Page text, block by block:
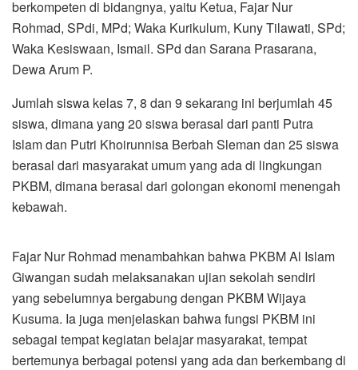
berkompeten di bidangnya, yaitu Ketua, Fajar Nur
Rohmad, SPdi, MPd; Waka Kurikulum, Kuny Tilawati, SPd;
Waka Kesiswaan, Ismail. SPd dan Sarana Prasarana,
Dewa Arum P.
Jumlah siswa kelas 7, 8 dan 9 sekarang ini berjumlah 45
siswa, dimana yang 20 siswa berasal dari panti Putra
Islam dan Putri Khoirunnisa Berbah Sleman dan 25 siswa
berasal dari masyarakat umum yang ada di lingkungan
PKBM, dimana berasal dari golongan ekonomi menengah
kebawah.
Fajar Nur Rohmad menambahkan bahwa PKBM Al Islam
Giwangan sudah melaksanakan ujian sekolah sendiri
yang sebelumnya bergabung dengan PKBM Wijaya
Kusuma. Ia juga menjelaskan bahwa fungsi PKBM ini
sebagai tempat kegiatan belajar masyarakat, tempat
bertemunya berbagai potensi yang ada dan berkembang di